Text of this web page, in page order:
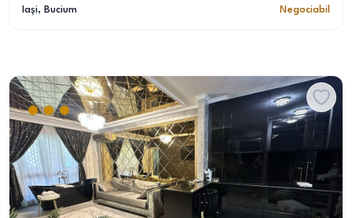
Iași, Bucium Negociabil